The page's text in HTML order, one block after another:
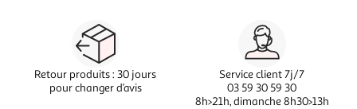
Retour produits : 30 jours
pour changer d’avis
Service client 7j/7
03 59 30 59 30
8h>21h, dimanche 8h30>13h